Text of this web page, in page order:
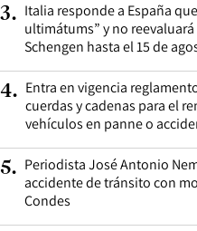
3. Italia responde a España
ultimátums” y no
Schengen hasta el 15 de
4. Entra en vigencia
cuerdas y cadenas para el
vehículos en panne o
5. Periodista José Antonio
accidente de tránsito con
Condes